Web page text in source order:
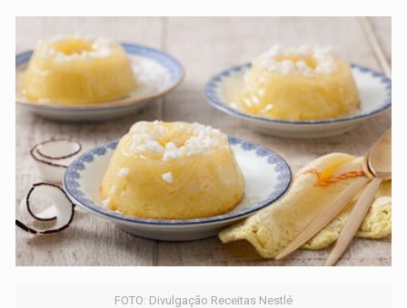
FOTO: Divulgação Receitas Nestlé